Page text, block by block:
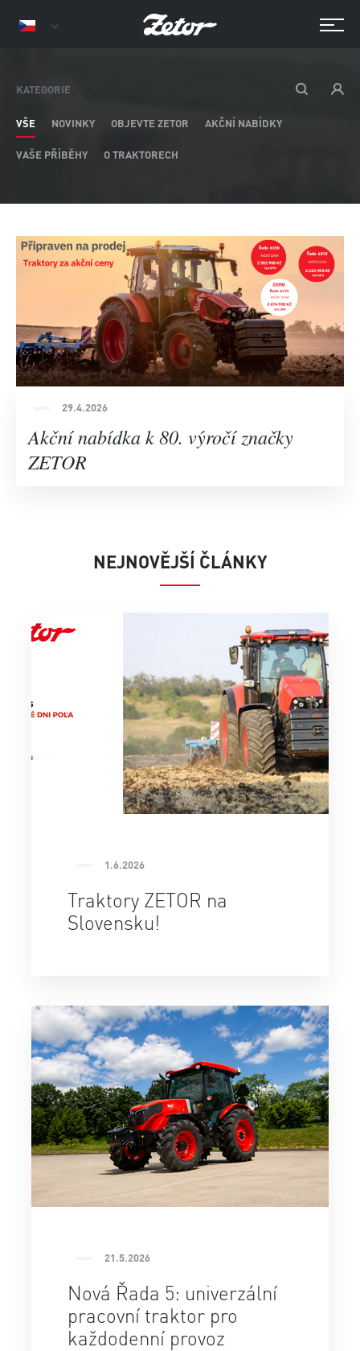
KATEGORIE
VŠE NOVINKY OBJEVTE ZETOR AKČNÍ NABÍDKY
VAŠE PŘÍBĚHY O TRAKTORECH
29.4.2026
Akční nabídka k 80. výročí značky
ZETOR
NEJNOVĚJŠÍ ČLÁNKY
1.6.2026
Traktory ZETOR na
Slovensku!
21.5.2026
Nová Řada 5: univerzální
pracovní traktor pro
každodenní provoz